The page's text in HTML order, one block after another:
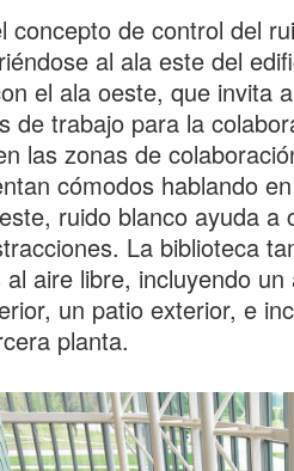
concepto de control del
al ala este del
el ala oeste, que invita
de trabajo para la
las zonas de
cómodos hablando
ruido blanco ayuda a
La biblioteca
aire libre, incluyendo
un patio exterior, e
planta.